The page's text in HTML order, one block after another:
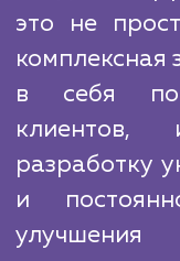
бренд и
В конце
тестируем
она отвечает
работает